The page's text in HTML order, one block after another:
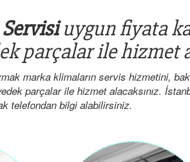
uygun fiyata
parçalar ile hizmet
marka klimaların servis hizmetini,
parçalar ile hizmet alacaksınız.
telefondan bilgi alabilirsiniz.